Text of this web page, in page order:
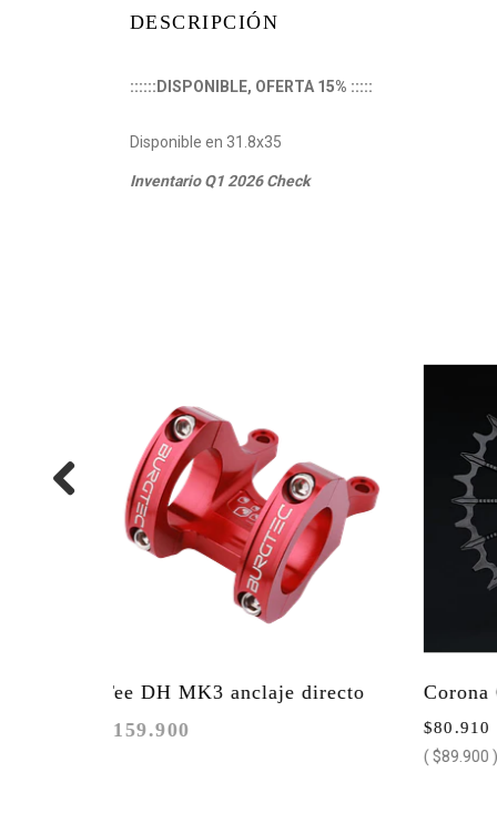
DESCRIPCIÓN
::::::DISPONIBLE, OFERTA 15% :::::
Disponible en 31.8x35
Inventario Q1 2026 Check
Tee DH MK3 anclaje directo
31.8mm
$159.900
Corona
SRAM
$80.910
( $89.900 )